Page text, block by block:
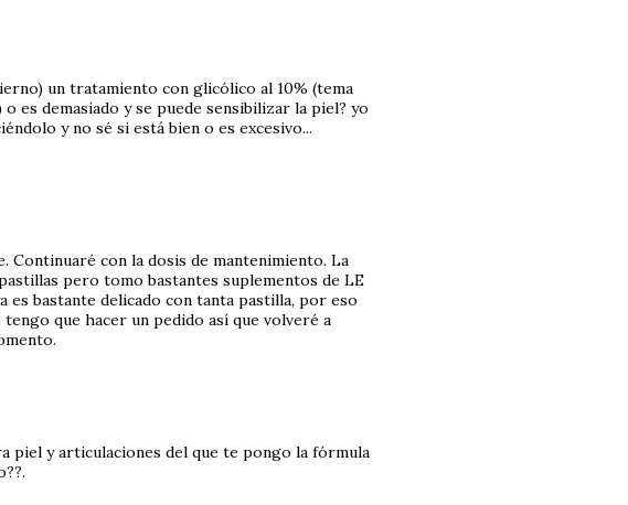
un tratamiento con glicólico al 10% (tema
es demasiado y se puede sensibilizar la piel? yo
y no sé si está bien o es excesivo...
Continuaré con la dosis de mantenimiento. La
pero tomo bastantes suplementos de LE
es bastante delicado con tanta pastilla, por eso
que hacer un pedido así que volveré a
piel y articulaciones del que te pongo la fórmula